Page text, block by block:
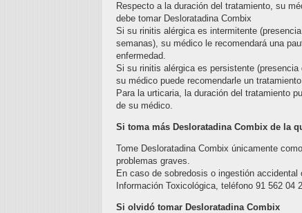
Respecto a la duración del tratamiento, su
debe tomar Desloratadina Combix
Si su rinitis alérgica es intermitente
semanas), su médico le recomendará una
enfermedad.
Si su rinitis alérgica es persistente
su médico puede recomendarle un
Para la urticaria, la duración del tratamiento
de su médico.
Si toma más Desloratadina Combix de la
Tome Desloratadina Combix únicamente
problemas graves.
En caso de sobredosis o ingestión
Información Toxicológica, teléfono 91 562
Si olvidó tomar Desloratadina Combix